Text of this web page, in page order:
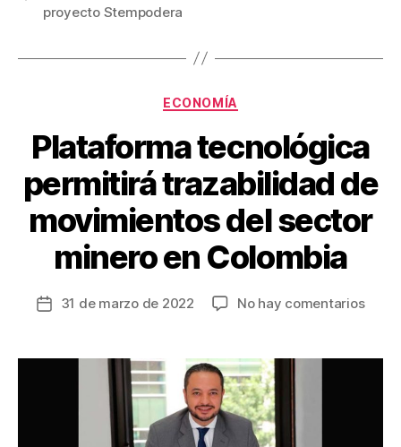
o
tir
proyecto Stempodera
Categorías
ECONOMÍA
Plataforma tecnológica
permitirá trazabilidad de
movimientos del sector
minero en Colombia
Fecha
entrada
31 de marzo de 2022 No hay comentariosen